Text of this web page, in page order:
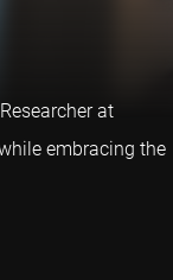
at
embracing the